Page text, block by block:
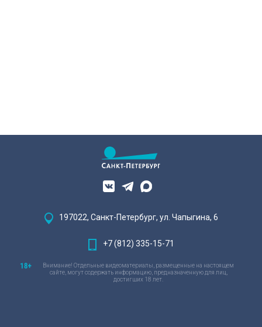
197022, Санкт-Петербург, ул. Чапыгина, 6
+7 (812) 335-15-71
Внимание! Отдельные видеоматериалы, размещенные на настоящем
сайте, могут содержать информацию, предназначенную для лиц,
достигших 18 лет.